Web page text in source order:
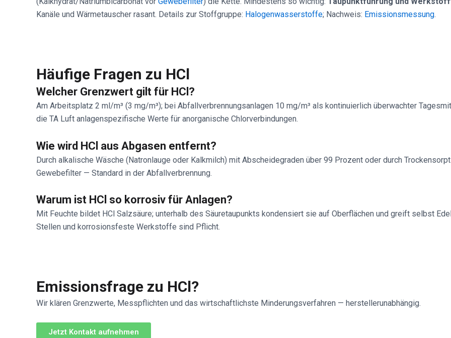
Kanäle und Wärmetauscher rasant. Details zur Stoffgruppe: Halogenwasserstoffe; Nachweis: Emissionsmessung.
Häufige Fragen zu HCl
Welcher Grenzwert gilt für HCl?
Am Arbeitsplatz 2 ml/m³ (3 mg/m³); bei Abfallverbrennungsanlagen 10 mg/m³ als kontinuierlich überwachter
die TA Luft anlagenspezifische Werte für anorganische Chlorverbindungen.
Wie wird HCl aus Abgasen entfernt?
Durch alkalische Wäsche (Natronlauge oder Kalkmilch) mit Abscheidegraden über 99 Prozent oder durch
Gewebefilter — Standard in der Abfallverbrennung.
Warum ist HCl so korrosiv für Anlagen?
Mit Feuchte bildet HCl Salzsäure; unterhalb des Säuretaupunkts kondensiert sie auf Oberflächen und greift selbst
Stellen und korrosionsfeste Werkstoffe sind Pflicht.
Emissionsfrage zu HCl?
Wir klären Grenzwerte, Messpflichten und das wirtschaftlichste Minderungsverfahren — herstellerunabhängig.
Jetzt Kontakt aufnehmen